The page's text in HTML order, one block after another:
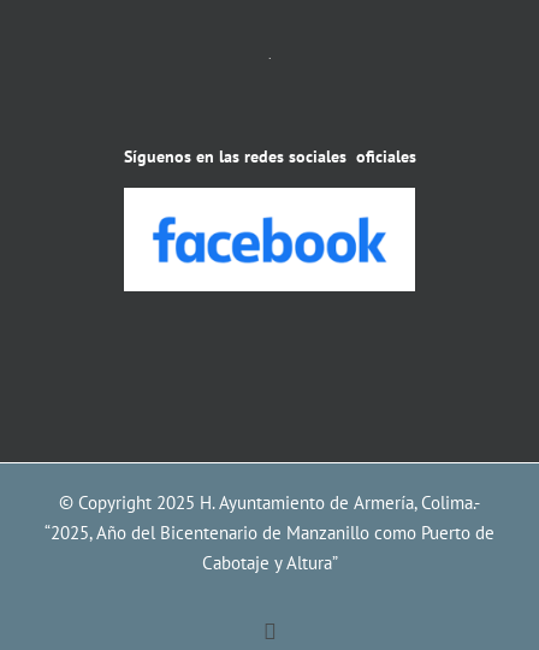
.
Síguenos en las redes sociales oficiales
© Copyright 2025 H. Ayuntamiento de Armería, Colima.-
“2025, Año del Bicentenario de Manzanillo como Puerto de
Cabotaje y Altura”